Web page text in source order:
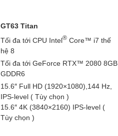
GT63 Titan
Tối đa tới CPU Intel® Core™ i7 thế
hệ 8
Tối đa tới GeForce RTX™ 2080 8GB
GDDR6
15.6″ Full HD (1920×1080),144 Hz,
IPS-level ( Tùy chọn )
15.6″ 4K (3840×2160) IPS-level (
Tùy chọn )